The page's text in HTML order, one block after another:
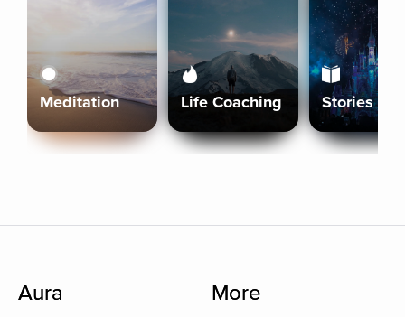
Meditation Life Coaching Stories
Aura More